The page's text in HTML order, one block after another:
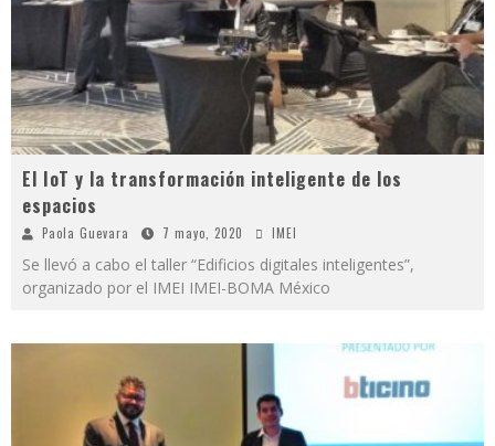
El IoT y la transformación inteligente de los
espacios
Paola Guevara 7 mayo, 2020 IMEI
Se llevó a cabo el taller “Edificios digitales inteligentes”,
organizado por el IMEI IMEI-BOMA México